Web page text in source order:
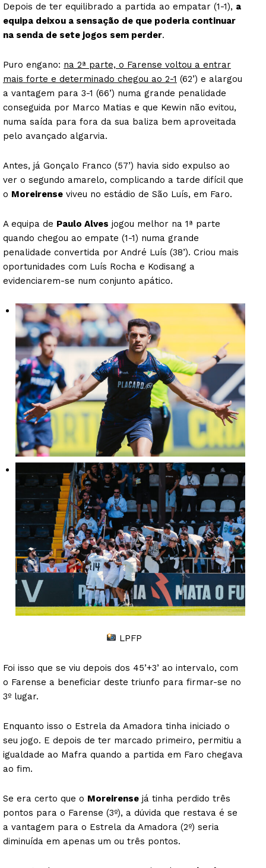
Depois de ter equilibrado a partida ao empatar (1-1), a
equipa deixou a sensação de que poderia continuar
na senda de sete jogos sem perder.
Puro engano: na 2ª parte, o Farense voltou a entrar
mais forte e determinado chegou ao 2-1 (62’) e alargou
a vantagem para 3-1 (66’) numa grande penalidade
conseguida por Marco Matias e que Kewin não evitou,
numa saída para fora da sua baliza bem aproveitada
pelo avançado algarvia.
Antes, já Gonçalo Franco (57’) havia sido expulso ao
ver o segundo amarelo, complicando a tarde difícil que
o Moreirense viveu no estádio de São Luís, em Faro.
A equipa de Paulo Alves jogou melhor na 1ª parte
quando chegou ao empate (1-1) numa grande
penalidade convertida por André Luís (38’). Criou mais
oportunidades com Luís Rocha e Kodisang a
evidenciarem-se num conjunto apático.
LPFP
Foi isso que se viu depois dos 45’+3’ ao intervalo, com
o Farense a beneficiar deste triunfo para firmar-se no
3º lugar.
Enquanto isso o Estrela da Amadora tinha iniciado o
seu jogo. E depois de ter marcado primeiro, permitiu a
igualdade ao Mafra quando a partida em Faro chegava
ao fim.
Se era certo que o Moreirense já tinha perdido três
pontos para o Farense (3º), a dúvida que restava é se
a vantagem para o Estrela da Amadora (2º) seria
diminuída em apenas um ou três pontos.